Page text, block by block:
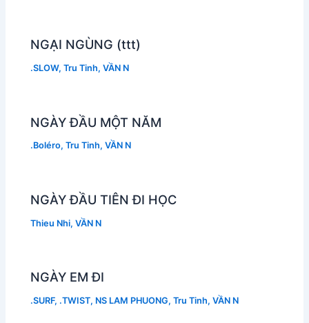
NGẠI NGÙNG (ttt)
.SLOW,Tru Tinh,VẦN N
NGÀY ĐẦU MỘT NĂM
.Boléro,Tru Tinh,VẦN N
NGÀY ĐẦU TIÊN ĐI HỌC
Thieu Nhi,VẦN N
NGÀY EM ĐI
.SURF, .TWIST, NS LAM PHUONG,Tru Tinh,VẦN N